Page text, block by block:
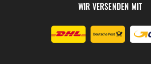
WIR VERSENDEN MIT